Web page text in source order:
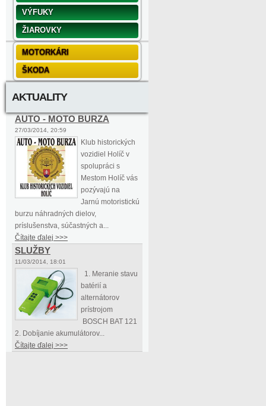
VÝFUKY
ŽIAROVKY
MOTORKÁRI
ŠKODA
AKTUALITY
AUTO - MOTO BURZA
27/03/2014, 20:59
Klub historických
vozidiel Holíč v
spolupráci s
Mestom Holíč vás
pozývajú na
Jarnú motoristickú
burzu náhradných dielov,
príslušenstva, súčastných a...
Čítajte ďalej >>>
SLUŽBY
11/03/2014, 18:01
1. Meranie stavu
batérií a
alternátorov
prístrojom
BOSCH BAT 121
2. Dobíjanie akumulátorov...
Čítajte ďalej >>>